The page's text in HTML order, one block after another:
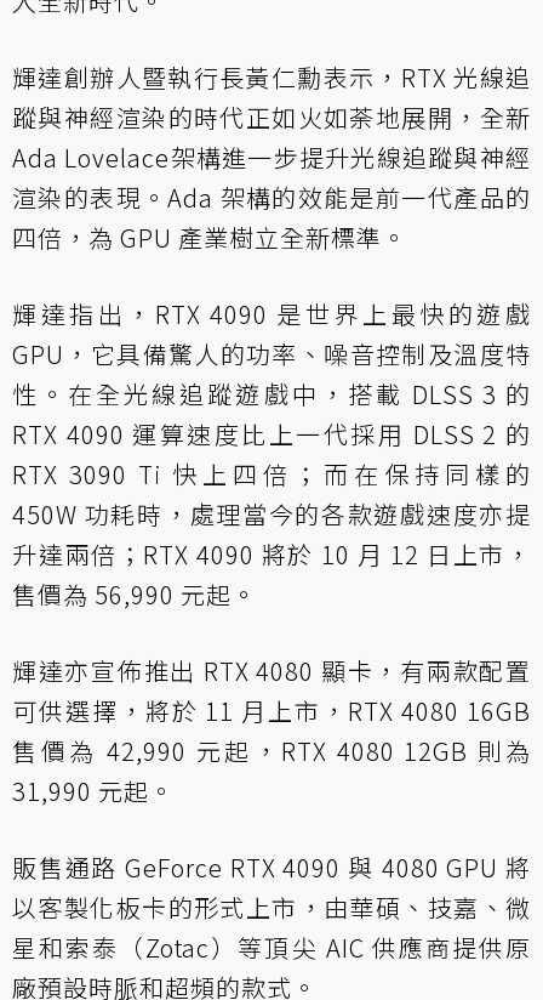
輝達創辦人暨執行長黃仁勳表示，RTX 光線追
蹤與神經渲染的時代正如火如荼地展開，全新
Ada Lovelace架構進一步提升光線追蹤與神經
渲染的表現。Ada 架構的效能是前一代產品的
四倍，為 GPU 產業樹立全新標準。
輝達指出，RTX 4090 是世界上最快的遊戲
GPU，它具備驚人的功率、噪音控制及溫度特
性。在全光線追蹤遊戲中，搭載 DLSS 3 的
RTX 4090 運算速度比上一代採用 DLSS 2 的
RTX 3090 Ti 快上四倍；而在保持同樣的
450W 功耗時，處理當今的各款遊戲速度亦提
升達兩倍；RTX 4090 將於 10 月 12 日上市，
售價為 56,990 元起。
輝達亦宣佈推出 RTX 4080 顯卡，有兩款配置
可供選擇，將於 11 月上市，RTX 4080 16GB
售價為 42,990 元起，RTX 4080 12GB 則為
31,990 元起。
販售通路 GeForce RTX 4090 與 4080 GPU 將
以客製化板卡的形式上市，由華碩、技嘉、微
星和索泰（Zotac）等頂尖 AIC 供應商提供原
廠預設時脈和超頻的款式。